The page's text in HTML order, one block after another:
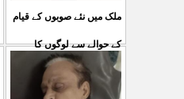
ملک میں نئے صوبوں کے قیام
کے حوالے سے لوگوں کا
مطالبہ بالکل درست ہے۔ ا
03 Aug 2026